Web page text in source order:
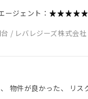
ージェント：
/ レバレジーズ株式会社
物件が良かった、 リ